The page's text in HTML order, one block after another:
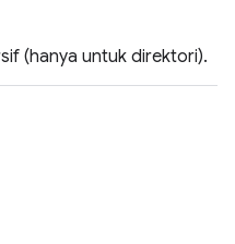
(hanya untuk direktori).